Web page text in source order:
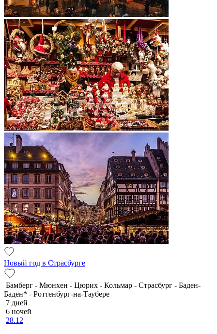
Новый год в Страсбурге
Бамберг - Мюнхен - Цюрих - Кольмар - Страсбург - Баден-
Баден* - Роттенбург-на-Таубере
7 дней
6 ночей
28.12